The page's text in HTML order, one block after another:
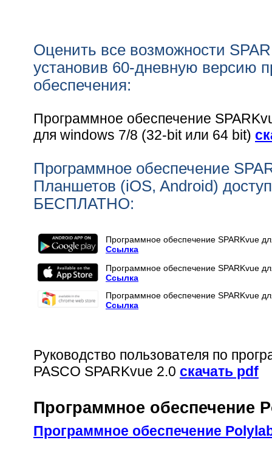
Оценить все возможности
установив 60-дневную версию
обеспечения:
Программное обеспечение
для windows 7/8 (32-bit или 64 bit)
Программное обеспечение
Планшетов (iOS, Android)
БЕСПЛАТНО:
Программное обеспечение SPARKvue
Ссылка
Программное обеспечение SPARKvue
Ссылка
Программное обеспечение SPARKvue
Ссылка
Руководство пользователя по
PASCO SPARKvue 2.0 скачать pdf
Программное обеспечение
Программное обеспечение